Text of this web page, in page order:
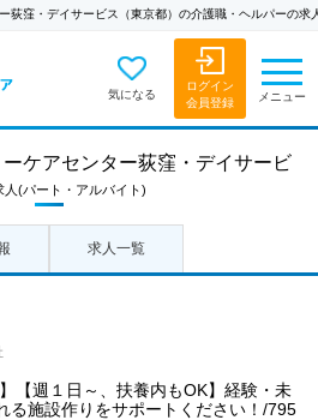
荻窪・デイサービス（東京都）の介護職・ヘルパーの求
気になる
ログイン
会員登録
メニュー
ケアセンター荻窪・デイサービ
人 (パート・アルバイト)
求人一覧
【週１日～、扶養内もOK】経験・未
る施設作りをサポートください！/795